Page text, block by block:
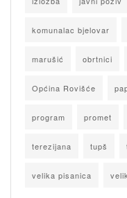
komunalac bjelovar
marušić obrtnici
Općina Rovišće
program promet
terezijana tupš
velika pisanica